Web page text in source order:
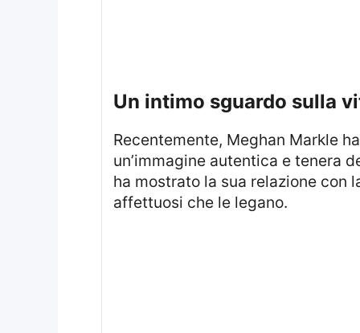
un intimo sguardo sulla
Recentemente, Meghan Markle ha condiviso un momento affettuoso della sua quotidianità familiare, offrendo ai fan
un’immagine autentica e tenera
ha mostrato la sua relazione con
affettuosi che le legano.